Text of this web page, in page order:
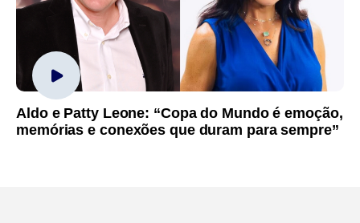
Aldo e Patty Leone: “Copa do Mundo é emoção,
memórias e conexões que duram para sempre”